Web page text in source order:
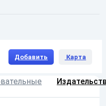
Добавить Карта